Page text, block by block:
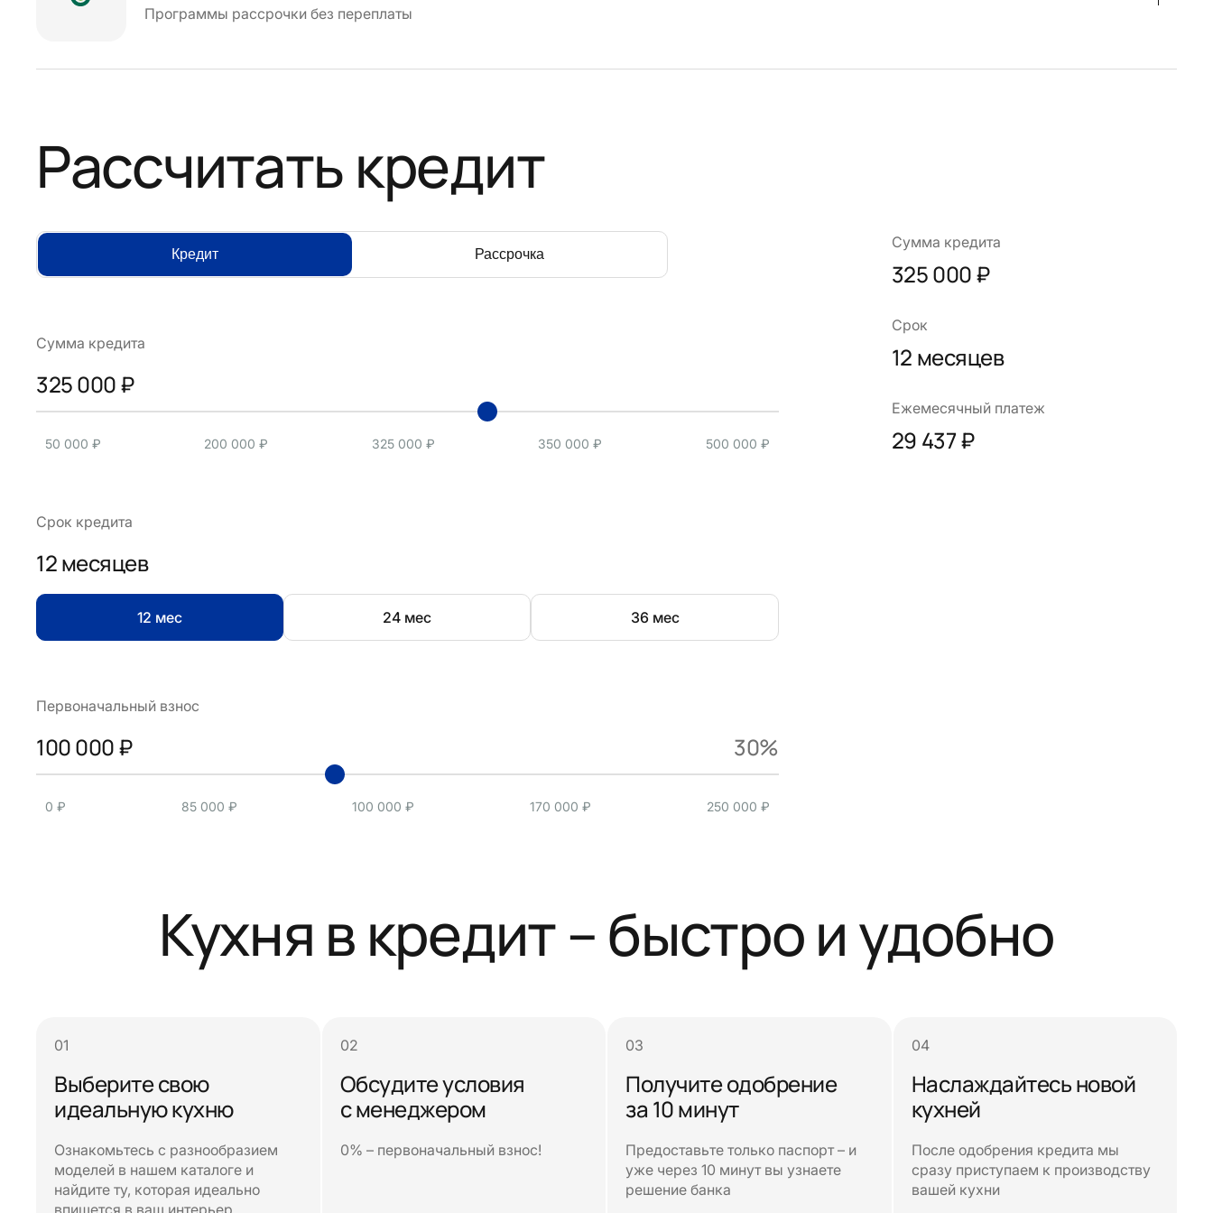
Программы рассрочки без переплаты
Рассчитать кредит
Кредит Рассрочка
Сумма кредита
325 000 ₽
50 000 ₽ 200 000 ₽ 325 000 ₽ 350 000 ₽ 500 000 ₽
Срок кредита
12 месяцев
12 мес 24 мес 36 мес
Первоначальный взнос
100 000 ₽ 30%
0 ₽ 85 000 ₽ 100 000 ₽ 170 000 ₽ 250 000 ₽
Сумма кредита
325 000 ₽
Срок
12 месяцев
Ежемесячный платеж
29 437 ₽
Кухня в кредит – быстро и удобно
Выберите свою
идеальную кухню
Ознакомьтесь с разнообразием
моделей в нашем каталоге и
найдите ту, которая идеально
Обсудите условия
с менеджером
0% – первоначальный взнос!
Получите одобрение
за 10 минут
Предоставьте только паспорт – и
уже через 10 минут вы узнаете
решение банка
Наслаждайтесь новой
кухней
После одобрения кредита мы
сразу приступаем к производству
вашей кухни